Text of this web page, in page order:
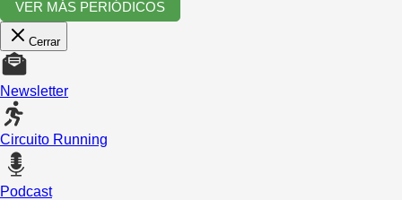
VER MÁS PERIÓDICOS
Cerrar
Newsletter
Circuito Running
Podcast